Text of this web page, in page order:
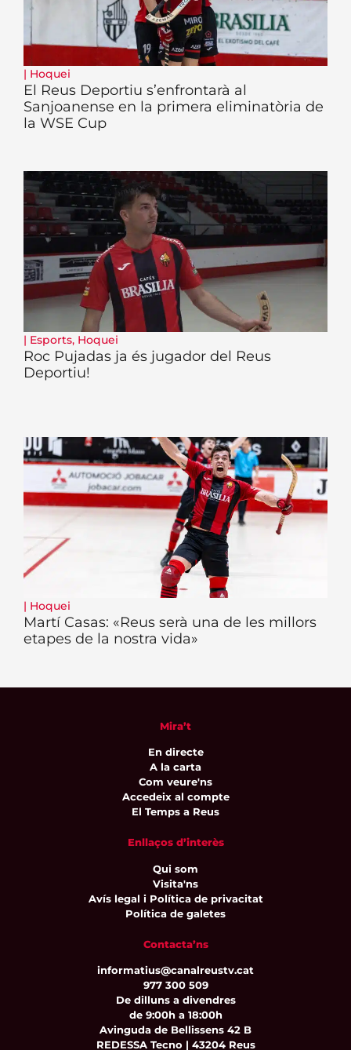
| Hoquei
El Reus Deportiu s’enfrontarà al
Sanjoanense en la primera eliminatòria de
la WSE Cup
| Esports, Hoquei
Roc Pujadas ja és jugador del Reus
Deportiu!
| Hoquei
Martí Casas: «Reus serà una de les millors
etapes de la nostra vida»
Mira’t
En directe
A la carta
Com veure'ns
Accedeix al compte
El Temps a Reus
Enllaços d’interès
Qui som
Visita'ns
Avís legal i Política de privacitat
Política de galetes
Contacta’ns
informatius@canalreustv.cat
977 300 509
De dilluns a divendres
de 9:00h a 18:00h
Avinguda de Bellissens 42 B
REDESSA Tecno | 43204 Reus